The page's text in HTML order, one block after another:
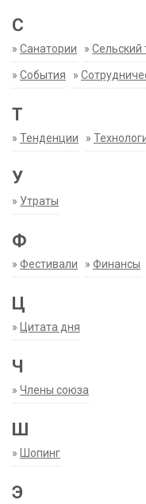
С
» Санатории » Сельский
» События »
Т
» Тенденции »
У
» Утраты
Ф
» Фестивали » Финансы
Ц
» Цитата дня
Ч
» Члены союза
Ш
» Шопинг
Э